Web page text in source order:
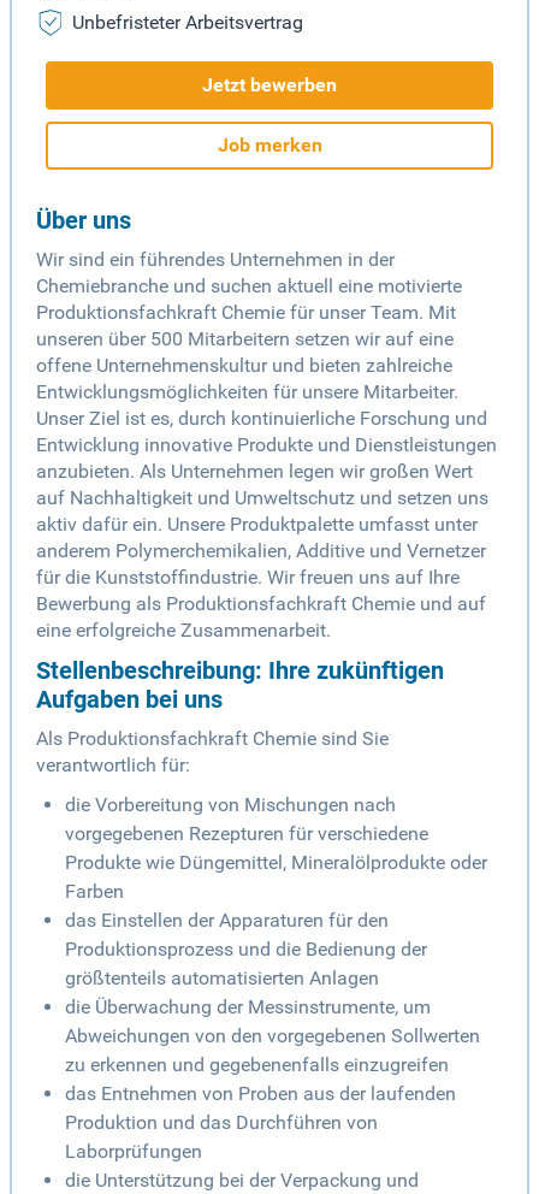
Unbefristeter Arbeitsvertrag
Jetzt bewerben
Job merken
Über uns
Wir sind ein führendes Unternehmen in der
Chemiebranche und suchen aktuell eine motivierte
Produktionsfachkraft Chemie für unser Team. Mit
unseren über 500 Mitarbeitern setzen wir auf eine
offene Unternehmenskultur und bieten zahlreiche
Entwicklungsmöglichkeiten für unsere Mitarbeiter.
Unser Ziel ist es, durch kontinuierliche Forschung und
Entwicklung innovative Produkte und Dienstleistungen
anzubieten. Als Unternehmen legen wir großen Wert
auf Nachhaltigkeit und Umweltschutz und setzen uns
aktiv dafür ein. Unsere Produktpalette umfasst unter
anderem Polymerchemikalien, Additive und Vernetzer
für die Kunststoffindustrie. Wir freuen uns auf Ihre
Bewerbung als Produktionsfachkraft Chemie und auf
eine erfolgreiche Zusammenarbeit.
Stellenbeschreibung: Ihre zukünftigen
Aufgaben bei uns
Als Produktionsfachkraft Chemie sind Sie
verantwortlich für:
die Vorbereitung von Mischungen nach
vorgegebenen Rezepturen für verschiedene
Produkte wie Düngemittel, Mineralölprodukte oder
Farben
das Einstellen der Apparaturen für den
Produktionsprozess und die Bedienung der
größtenteils automatisierten Anlagen
die Überwachung der Messinstrumente, um
Abweichungen von den vorgegebenen Sollwerten
zu erkennen und gegebenenfalls einzugreifen
das Entnehmen von Proben aus der laufenden
Produktion und das Durchführen von
Laborprüfungen
die Unterstützung bei der Verpackung und